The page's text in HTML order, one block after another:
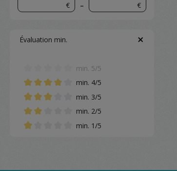
€ – €
Évaluation min.
Ajouter un filtre : Note minimale de 5 sur 5 étoiles
min. 5/5
Ajouter un filtre : Note minimale de 4 sur 5 étoiles
min. 4/5
Ajouter un filtre : Note minimale de 3 sur 5 étoiles
min. 3/5
Ajouter un filtre : Note minimale de 2 sur 5 étoiles
min. 2/5
min. 1/5